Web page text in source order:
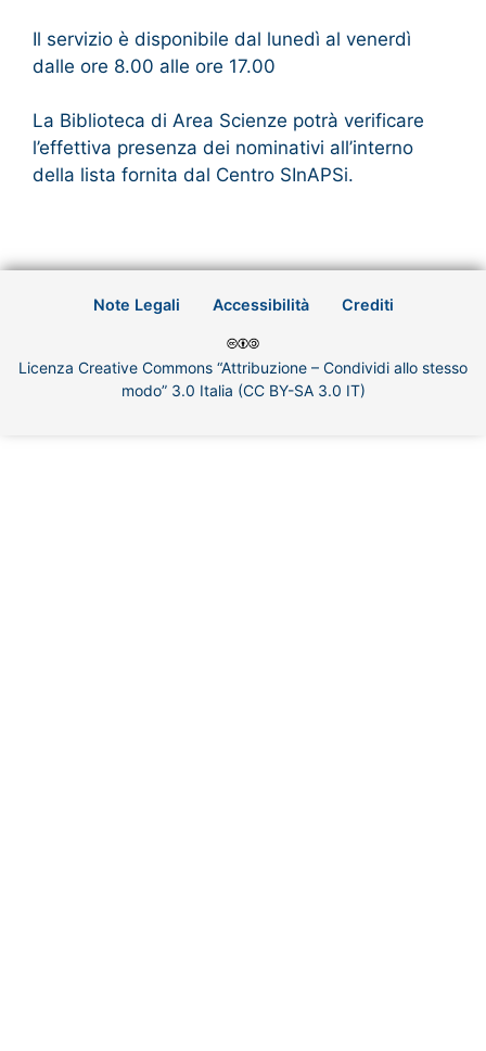
Il servizio è disponibile dal lunedì al venerdì
dalle ore 8.00 alle ore 17.00
La Biblioteca di Area Scienze potrà verificare
l’effettiva presenza dei nominativi all’interno
della lista fornita dal Centro SInAPSi.
Note Legali Accessibilità Crediti
Licenza Creative Commons “Attribuzione – Condividi allo stesso
modo” 3.0 Italia (CC BY-SA 3.0 IT)